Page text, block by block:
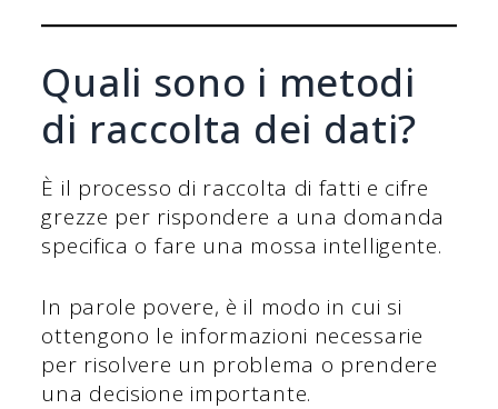
Quali sono i metodi
di raccolta dei dati?
È il processo di raccolta di fatti e cifre
grezze per rispondere a una domanda
specifica o fare una mossa intelligente.
In parole povere, è il modo in cui si
ottengono le informazioni necessarie
per risolvere un problema o prendere
una decisione importante.